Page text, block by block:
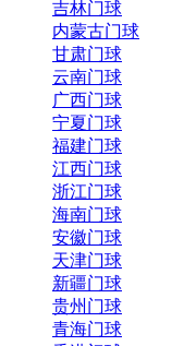
吉林门球
内蒙古门球
甘肃门球
云南门球
广西门球
宁夏门球
福建门球
江西门球
浙江门球
海南门球
安徽门球
天津门球
新疆门球
贵州门球
青海门球